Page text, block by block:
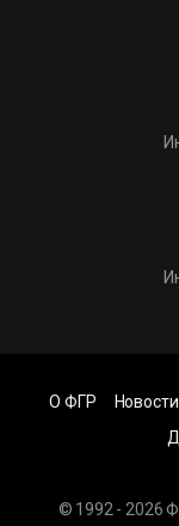
© 1992 - 2026
О ФГР Новости